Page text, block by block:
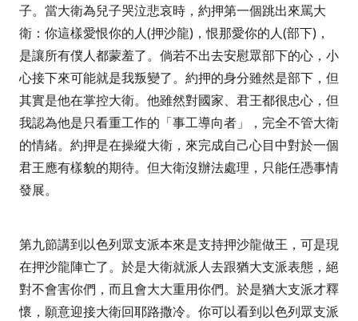
子。當大衛為兒子哭泣悲哀時，約押第一個跳出來罵大
衛：你這樣愛恨你的人(押沙龍) ，恨那愛你的人(部下) ，
是讓所有僕人都蒙羞了。倘若不出去安慰眾部下的心，小
心接下來可能就是我叛變了。約押的身分雖然是部下，但
其實是他在掌控大衛。他雖然對國家、君王都很忠心，但
我認為他是只看重工作的「事工導向者」，完全不管大衛
的情緒。約押是在操縱大衛，來完成自己心目中對於一個
君王應有樣貌的期待。但大衛沒辦法處理，只能任憑事情
發展。
第九節講到以色列眾支派本來是支持押沙龍做王，可是現
在押沙龍陣亡了。於是大衛就派人去跟猶大支派表態，絕
對不會害你們，而且會大大重用你們。於是猶大支派才釋
懷，願意迎接大衛回耶路撒冷。你可以看到以色列眾支派